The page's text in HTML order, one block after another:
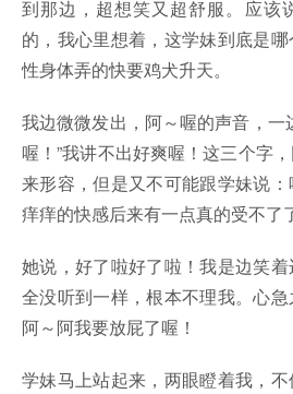
到那边，超想笑又超舒服。应该
的，我心里想着，这学妹到底是
性身体弄的快要鸡犬升天。
我边微微发出，阿～喔的声音，一
喔！”我讲不出好爽喔！这三个字
来形容，但是又不可能跟学妹说
痒痒的快感后来有一点真的受不了
她说，好了啦好了啦！我是边笑
全没听到一样，根本不理我。心急
阿～阿我要放屁了喔！
学妹马上站起来，两眼瞪着我，